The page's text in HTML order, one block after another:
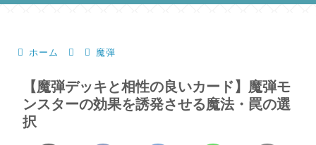
ホーム 魔弾
【魔弾デッキと相性の良いカード】魔弾モ
ンスターの効果を誘発させる魔法・罠の選
択